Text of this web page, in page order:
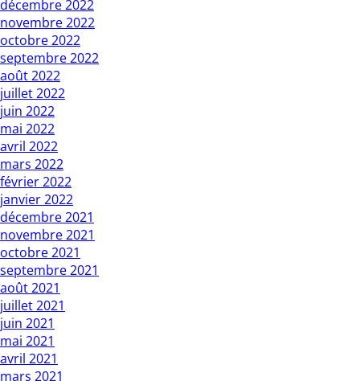
décembre 2022
novembre 2022
octobre 2022
septembre 2022
août 2022
juillet 2022
juin 2022
mai 2022
avril 2022
mars 2022
février 2022
janvier 2022
décembre 2021
novembre 2021
octobre 2021
septembre 2021
août 2021
juillet 2021
juin 2021
mai 2021
avril 2021
mars 2021